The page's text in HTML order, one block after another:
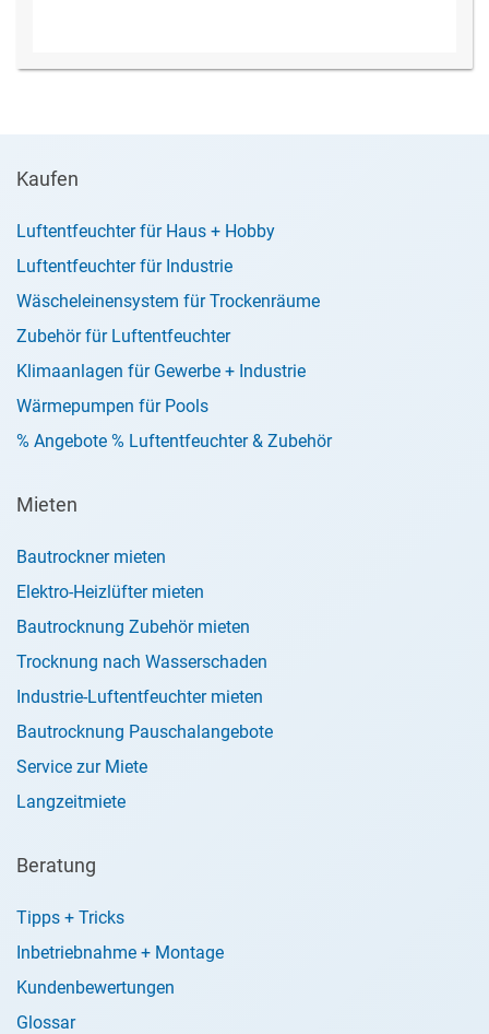
Kaufen
Luftentfeuchter für Haus + Hobby
Luftentfeuchter für Industrie
Wäscheleinensystem für Trockenräume
Zubehör für Luftentfeuchter
Klimaanlagen für Gewerbe + Industrie
Wärmepumpen für Pools
% Angebote % Luftentfeuchter & Zubehör
Mieten
Bautrockner mieten
Elektro-Heizlüfter mieten
Bautrocknung Zubehör mieten
Trocknung nach Wasserschaden
Industrie-Luftentfeuchter mieten
Bautrocknung Pauschalangebote
Service zur Miete
Langzeitmiete
Beratung
Tipps + Tricks
Inbetriebnahme + Montage
Kundenbewertungen
Glossar